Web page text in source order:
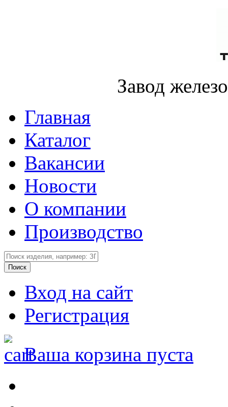
Завод
Главная
Каталог
Вакансии
Новости
О компании
Производство
Вход на сайт
Регистрация
Ваша корзина пуста